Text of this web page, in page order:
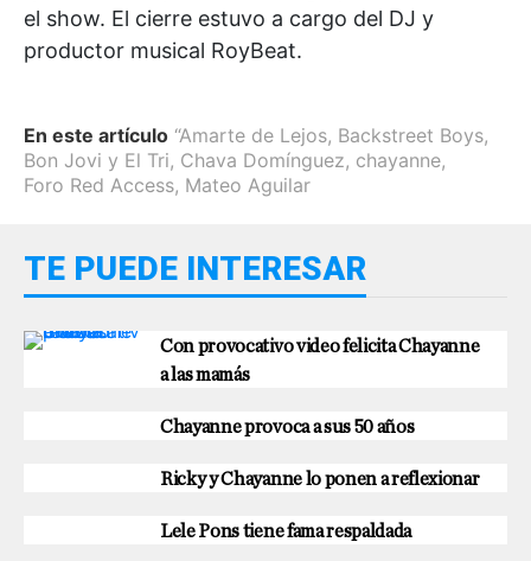
el show. El cierre estuvo a cargo del DJ y
productor musical RoyBeat.
En este artículo “Amarte de Lejos, Backstreet Boys,
Bon Jovi y El Tri, Chava Domínguez, chayanne,
Foro Red Access, Mateo Aguilar
TE PUEDE INTERESAR
Con provocativo video felicita Chayanne
a las mamás
Chayanne provoca a sus 50 años
Ricky y Chayanne lo ponen a reflexionar
Lele Pons tiene fama respaldada